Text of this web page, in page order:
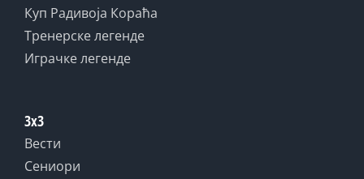
Куп Радивоја Кораћа
Тренерске легенде
Играчке легенде
3x3
Вести
Сениори